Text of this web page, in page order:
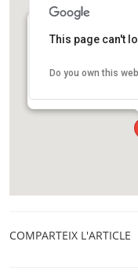
Carretera de l'Església,
This page can't
Do you own this
COMPARTEIX L'ARTICLE